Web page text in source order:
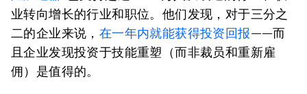
业转向增长的行业和职位。他们发现，对于三分之
二的企业来说， 在一年内就能获得投资回报——而
且企业发现投资于技能重塑（而非裁员和重新雇
佣）是值得的。